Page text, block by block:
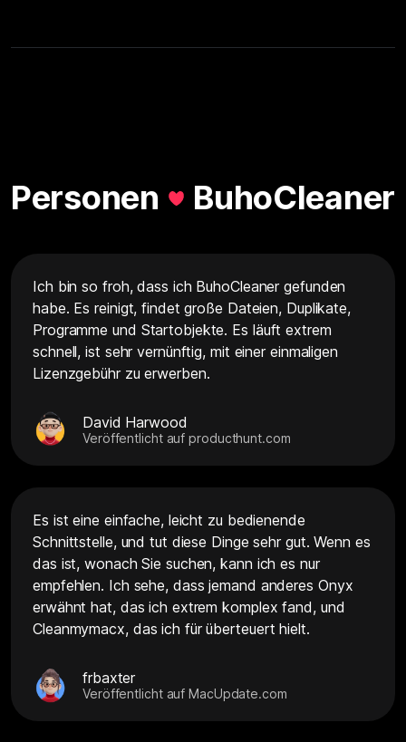
Personen BuhoCleaner
Ich bin so froh, dass ich BuhoCleaner gefunden
habe. Es reinigt, findet große Dateien, Duplikate,
Programme und Startobjekte. Es läuft extrem
schnell, ist sehr vernünftig, mit einer einmaligen
Lizenzgebühr zu erwerben.
David Harwood
Veröffentlicht auf producthunt.com
Es ist eine einfache, leicht zu bedienende
Schnittstelle, und tut diese Dinge sehr gut. Wenn es
das ist, wonach Sie suchen, kann ich es nur
empfehlen. Ich sehe, dass jemand anderes Onyx
erwähnt hat, das ich extrem komplex fand, und
Cleanmymacx, das ich für überteuert hielt.
frbaxter
Veröffentlicht auf MacUpdate.com